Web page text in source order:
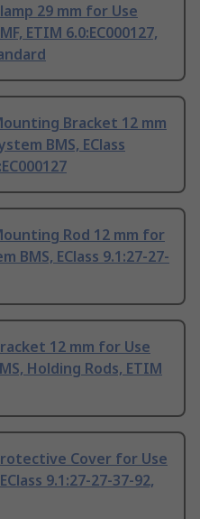
29 mm for Use
ETIM 6.0:EC000127,
Bracket 12 mm
BMS, EClass
Rod 12 mm for
BMS, EClass 9.1:27-27-
12 mm for Use
Holding Rods, ETIM
Cover for Use
9.1:27-27-37-92,